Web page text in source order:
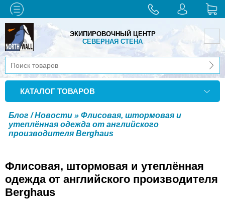
ЭКИПИРОВОЧНЫЙ ЦЕНТР
СЕВЕРНАЯ СТЕНА
КАТАЛОГ ТОВАРОВ
Блог / Новости » Флисовая, штормовая и
утеплённая одежда от английского
производителя Berghaus
Флисовая, штормовая и утеплённая
одежда от английского производителя
Berghaus